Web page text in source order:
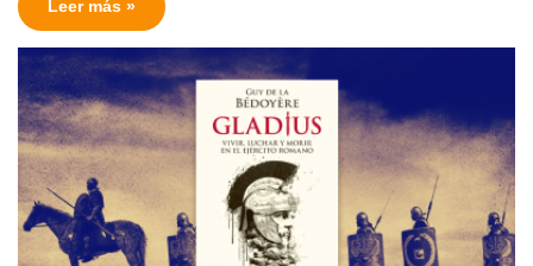
Leer más »